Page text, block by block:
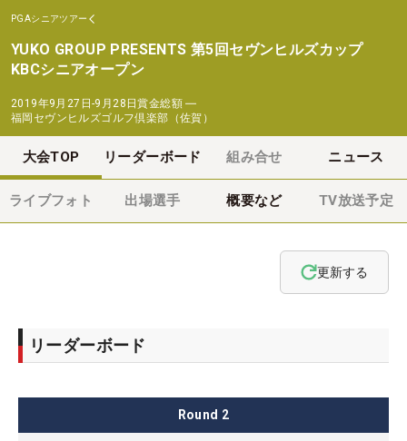
PGAシニアツアー
YUKO GROUP PRESENTS 第5回セヴンヒルズカップ
KBCシニアオープン
2019年9月27日-9月28日賞金総額 ―
福岡セヴンヒルズゴルフ倶楽部（佐賀）
大会TOP リーダーボード 組み合せ ニュース
ライブフォト 出場選手 概要など TV放送予定
更新する
リーダーボード
Round 2